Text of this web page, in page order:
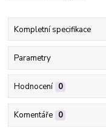
Kompletní specifikace
Parametry
Hodnocení 0
Komentáře 0